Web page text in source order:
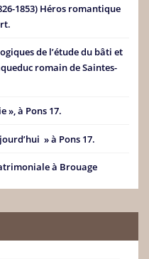
1853) Héros romantique
de l’étude du bâti et
romain de Saintes-
», à Pons 17.
» à Pons 17.
à Brouage